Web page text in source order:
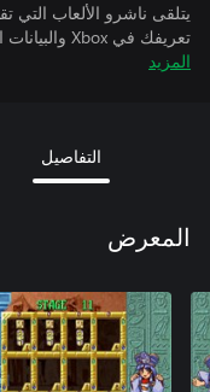
يتلقى ناشرو الألعاب
تعريفك في Xbox والبيانات المقترنة بينما تمارس الألعاب.
المزيد
التفاصيل
المعرض